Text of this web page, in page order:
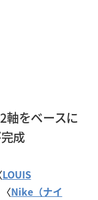
軸をベースに
成
LOUIS
Nike（ナイ